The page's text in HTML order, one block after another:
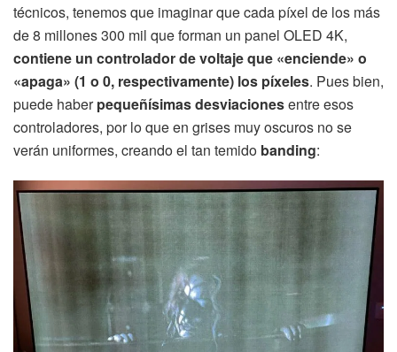
técnicos, tenemos que imaginar que cada píxel de los más
de 8 millones 300 mil que forman un panel OLED 4K,
contiene un controlador de voltaje que «enciende» o
«apaga» (1 o 0, respectivamente) los píxeles. Pues bien,
puede haberpequeñísimas desviacionesentre esos
controladores, por lo que en grises muy oscuros no se
verán uniformes, creando el tan temido banding: